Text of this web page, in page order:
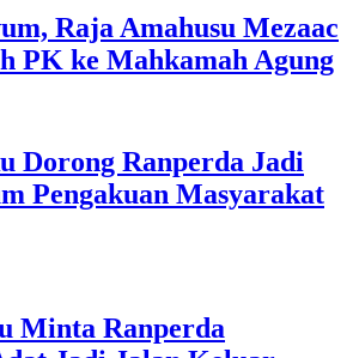
Raja Amahusu Mezaac
PK ke Mahkamah Agung
Dorong Ranperda Jadi
Pengakuan Masyarakat
Minta Ranperda